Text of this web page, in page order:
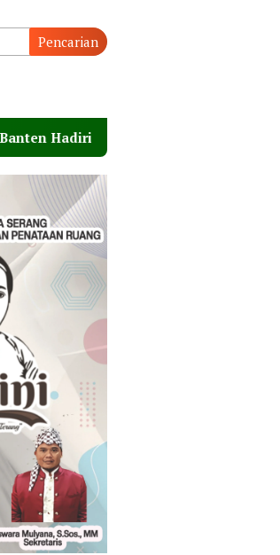
Pencarian
Sterilisasi Pelabuhan Merak